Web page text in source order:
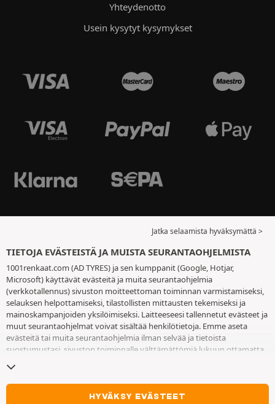
Yhteydenotto
Usein kysytyt kysymykset
Jatka selaamista hyväksymättä >
TIETOJA EVÄSTEISTÄ JA MUISTA SEURANTAOHJELMISTA
1001renkaat.com (AD TYRES) ja sen kumppanit (Google, Hotjar,
Microsoft) käyttävät evästeitä ja muita seurantaohjelmia
(verkkotallennus) sivuston moitteettoman toiminnan varmistamiseksi,
selauksen helpottamiseksi, tilastollisten mittausten tekemiseksi ja
mainoskampanjoiden yksilöimiseksi. Laitteeseesi tallennetut evästeet ja
muut seurantaohjelmat voivat sisältää henkilötietoja. Emme aseta
evästeitä tai muita seurantaohjelmia ilman selvää ja tietoista
suostumustasi, sivuston toiminnalle välttämättömiä lukuun ottamatta.
milloin tahansa
hyväksymättä evästeitä tai muita seurantaohjelmia. Hylkääminen ei ole
este palveluiden käyttämiselle AD TYRES. Lisätietoa löydät
HYVÄKSY EVÄSTEET